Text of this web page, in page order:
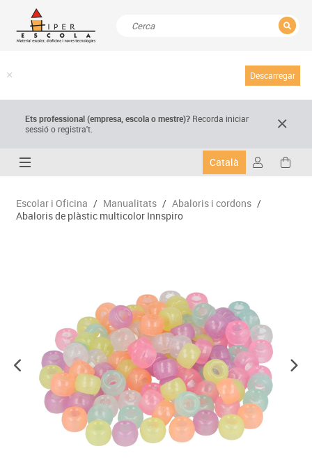
Descarregar
Ets professional (empresa,escola o mestre)? Recorda iniciar
sessió o registra't.
Català
Escolar i Oficina / Manualitats / Abaloris i cordons /
Abaloris de plàstic multicolor Innspiro